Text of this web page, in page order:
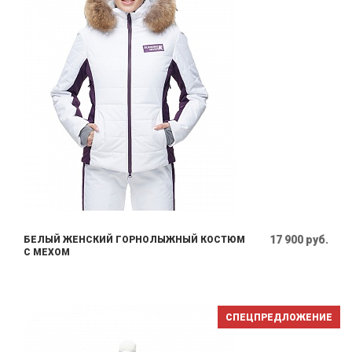
БЕЛЫЙ ЖЕНСКИЙ ГОРНОЛЫЖНЫЙ КОСТЮМ
С МЕХОМ
17 900 руб.
СПЕЦПРЕДЛОЖЕНИЕ